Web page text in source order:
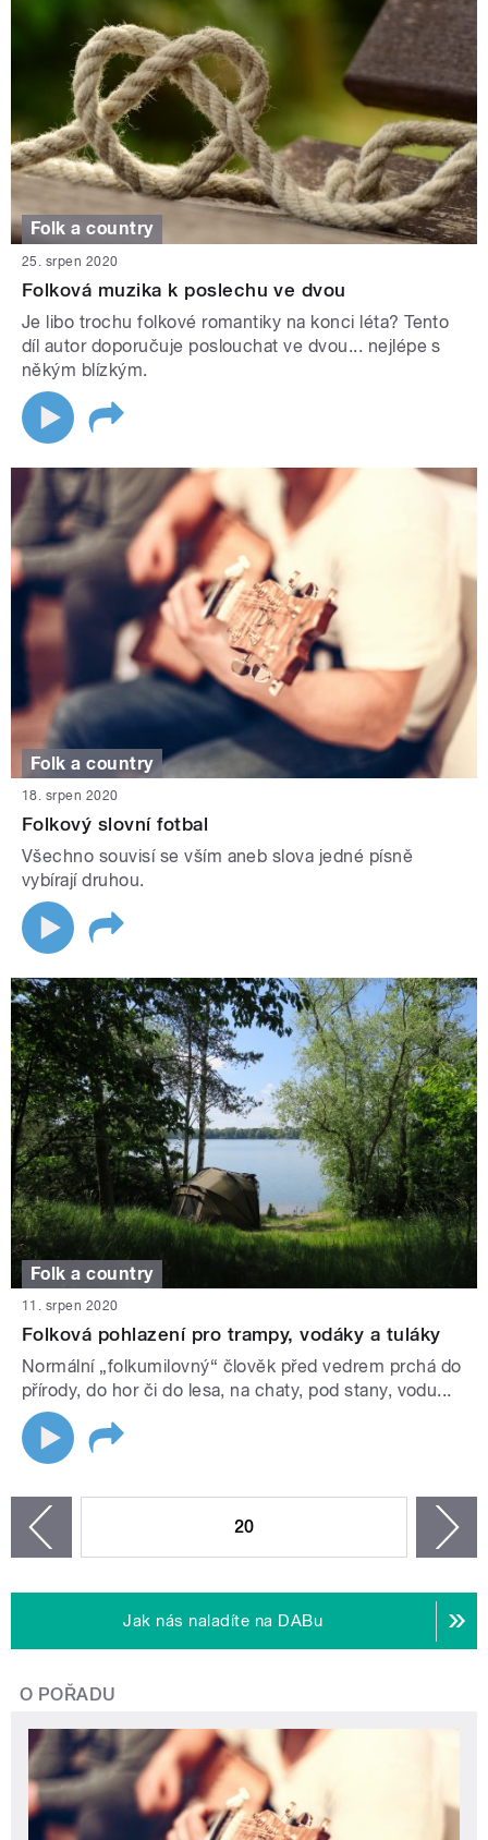
Folk a country
25. srpen 2020
Folková muzika k poslechu ve dvou
Je libo trochu folkové romantiky na konci léta? Tento
díl autor doporučuje poslouchat ve dvou... nejlépe s
někým blízkým.
Folk a country
18. srpen 2020
Folkový slovní fotbal
Všechno souvisí se vším aneb slova jedné písně
vybírají druhou.
Folk a country
11. srpen 2020
Folková pohlazení pro trampy, vodáky a tuláky
Normální „folkumilovný“ člověk před vedrem prchá do
přírody, do hor či do lesa, na chaty, pod stany, vodu...
20
Jak nás naladíte na DABu
O POŘADU